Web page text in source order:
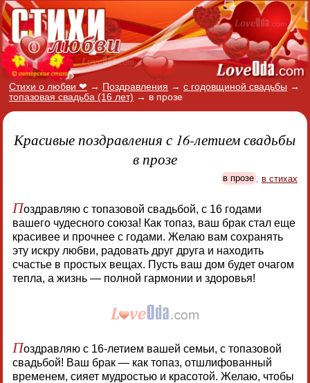
Стихи о любви ❤ → Поздравления → с годовщиной свадьбы →
топазовая свадьба (16 лет) → в прозе
Красивые поздравления с 16-летием свадьбы
в прозе
в прозе в стихах
Поздравляю с топазовой свадьбой, с 16 годами
вашего чудесного союза! Как топаз, ваш брак стал еще
красивее и прочнее с годами. Желаю вам сохранять
эту искру любви, радовать друг друга и находить
счастье в простых вещах. Пусть ваш дом будет очагом
тепла, а жизнь — полной гармонии и здоровья!
Поздравляю с 16-летием вашей семьи, с топазовой
свадьбой! Ваш брак — как топаз, отшлифованный
временем, сияет мудростью и красотой. Желаю, чтобы